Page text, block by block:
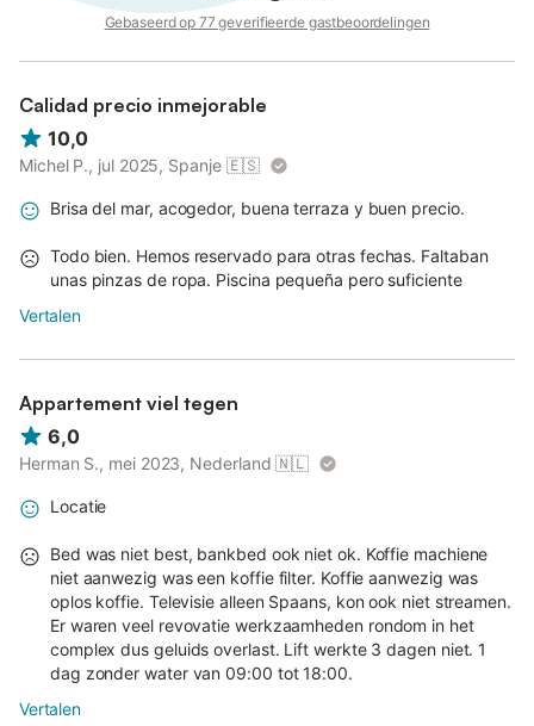
Gebaseerd op 77 geverifieerde gastbeoordelingen
Calidad precio inmejorable
10,0
Michel P., jul 2025, Spanje 🇪🇸
Brisa del mar, acogedor, buena terraza y buen precio.
Todo bien. Hemos reservado para otras fechas. Faltaban
unas pinzas de ropa. Piscina pequeña pero suficiente
Vertalen
Appartement viel tegen
6,0
Herman S., mei 2023, Nederland 🇳🇱
Locatie
Bed was niet best, bankbed ook niet ok. Koffie machiene
niet aanwezig was een koffie filter. Koffie aanwezig was
oplos koffie. Televisie alleen Spaans, kon ook niet streamen.
Er waren veel revovatie werkzaamheden rondom in het
complex dus geluids overlast. Lift werkte 3 dagen niet. 1
dag zonder water van 09:00 tot 18:00.
Vertalen